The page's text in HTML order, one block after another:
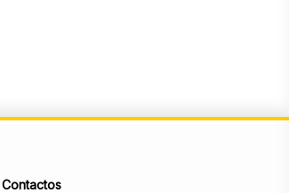
Contactos